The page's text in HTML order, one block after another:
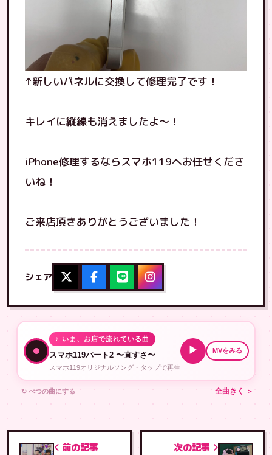
↑新しいパネルに交換して修理完了です！
キレイに縦線も消えましたよ〜！
iPhone修理するならスマホ119へお任せくださ
いね！
ご来店頂きありがとうございました！
シェア
♪ いま、お店で流れている曲
スマホ119パート2 〜直すさ〜
スマホ119オリジナルソング・タップで再生
▶ MVをみる
↻ べつの曲にする 全曲きく ＞
前の記事
次の記事